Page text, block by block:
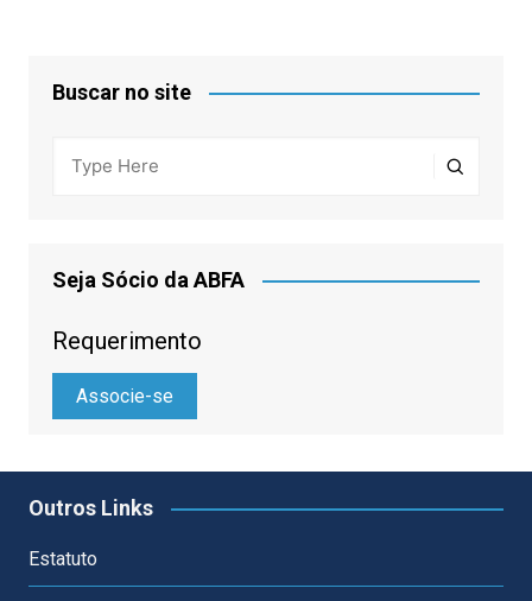
Buscar no site
Seja Sócio da ABFA
Requerimento
Associe-se
Outros Links
Estatuto